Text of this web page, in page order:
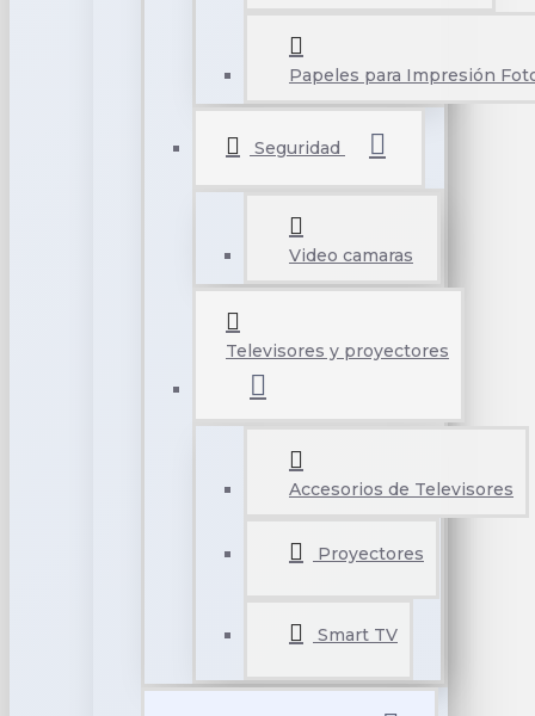
Papeles para Impresión
Seguridad
Video camaras
Televisores y proyectores
Accesorios de Televisores
Proyectores
Smart TV